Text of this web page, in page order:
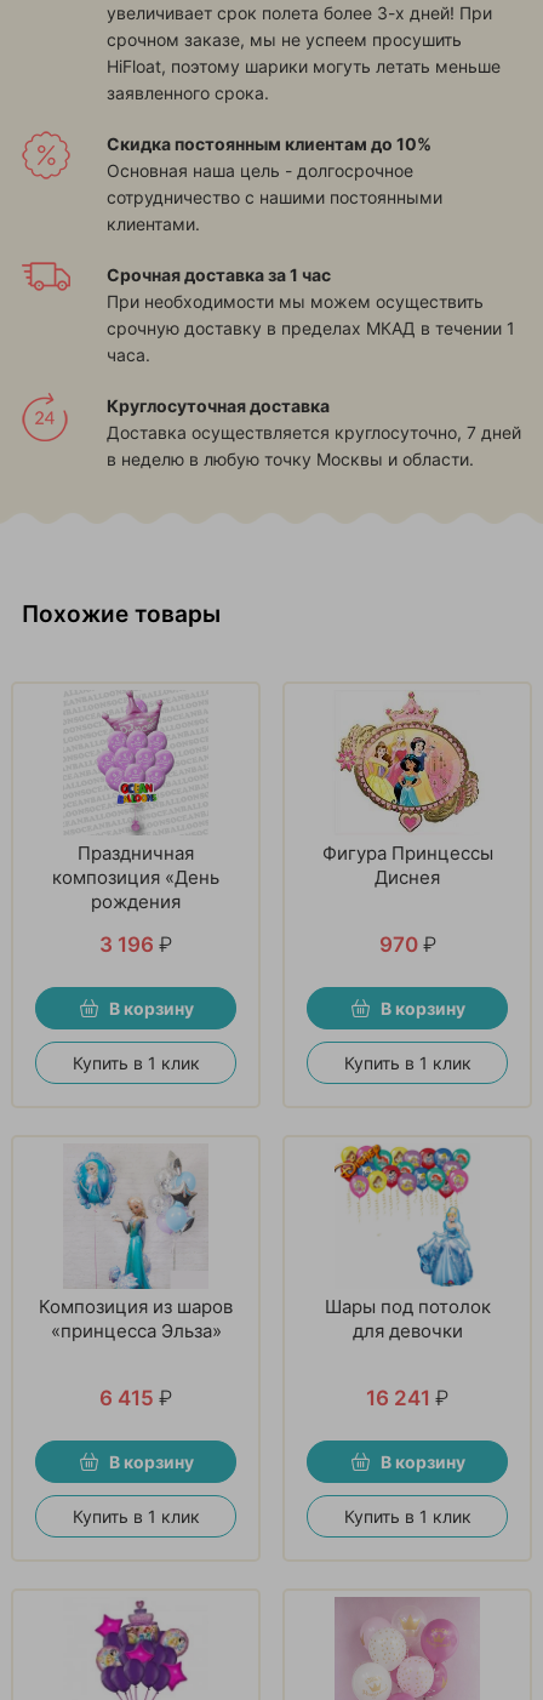
увеличивает срок полета более 3-х дней! При
срочном заказе, мы не успеем просушить
HiFloat, поэтому шарики могуть летать меньше
заявленного срока.
Скидка постоянным клиентам до 10%
Основная наша цель - долгосрочное
сотрудничество с нашими постоянными
клиентами.
Срочная доставка за 1 час
При необходимости мы можем осуществить
срочную доставку в пределах МКАД в течении 1
часа.
Круглосуточная доставка
Доставка осуществляется круглосуточно, 7 дней
в неделю в любую точку Москвы и области.
Похожие товары
Праздничная
композиция «День
рождения
3 196 ₽
В корзину
Купить в 1 клик
Фигура Принцессы
Диснея
970 ₽
В корзину
Купить в 1 клик
Композиция из шаров
«принцесса Эльза»
6 415 ₽
В корзину
Купить в 1 клик
Шары под потолок
для девочки
16 241 ₽
В корзину
Купить в 1 клик